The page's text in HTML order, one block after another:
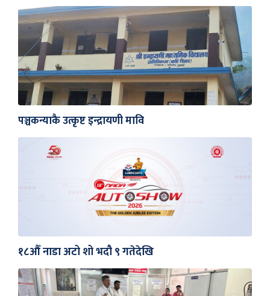
पञ्चकन्याकै उत्कृष्ट इन्द्रायणी मावि
१८औँ नाडा अटो शो भदौ ९ गतेदेखि